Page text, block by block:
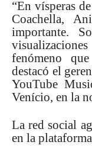
“En vísperas
Coachella,
importante.
fenómeno
destacó el
YouTube
Venício, en la
La red social
en la